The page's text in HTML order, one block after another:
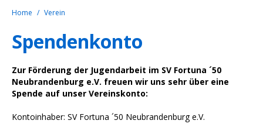
Home Verein
Spendenkonto
Zur Förderung der Jugendarbeit im SV Fortuna ´50
Neubrandenburg e.V. freuen wir uns sehr über eine
Spende auf unser Vereinskonto:
Kontoinhaber: SV Fortuna ´50 Neubrandenburg e.V.